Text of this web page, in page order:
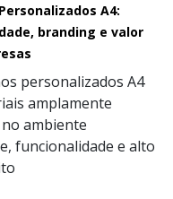
A4:
branding e valor
personalizados A4
amplamente
ambiente
funcionalidade e alto